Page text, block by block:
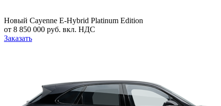
Новый Cayenne E-Hybrid Platinum Edition
от 8 850 000 руб. вкл. НДС
Заказать